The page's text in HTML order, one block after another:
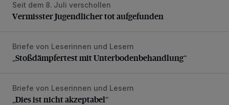
Vermisster Jugendlicher tot aufgefunden
Seit dem 8. Juli verschollen
Vermisster Jugendlicher tot aufgefunden
„Stoßdämpfertest mit Unterbodenbehandlung“
Briefe von Leserinnen und Lesern
„Stoßdämpfertest mit Unterbodenbehandlung“
„Dies ist nicht akzeptabel“
Briefe von Leserinnen und Lesern
„Dies ist nicht akzeptabel“